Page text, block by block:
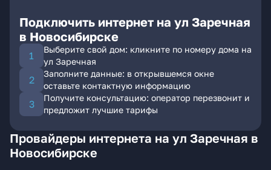
Подключить интернет на ул Заречная
в Новосибирске
Выберите свой дом: кликните по номеру дома на
ул Заречная
Заполните данные: в открывшемся окне
оставьте контактную информацию
Получите консультацию: оператор перезвонит и
предложит лучшие тарифы
Провайдеры интернета на ул Заречная в
Новосибирске